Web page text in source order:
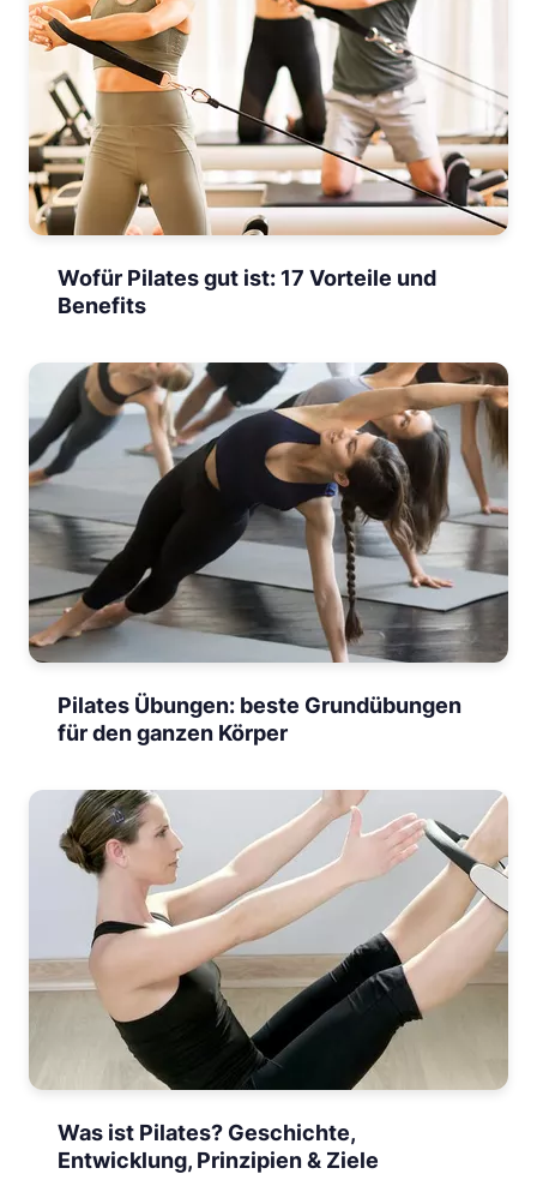
Wofür Pilates gut ist: 17 Vorteile und
Benefits
Pilates Übungen: beste Grundübungen
für den ganzen Körper
Was ist Pilates? Geschichte,
Entwicklung, Prinzipien & Ziele